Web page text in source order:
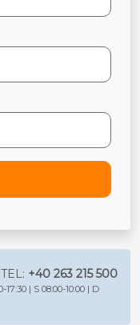
TEL: +40 263 215 500
17:30 | S 08:00-10:00 | D